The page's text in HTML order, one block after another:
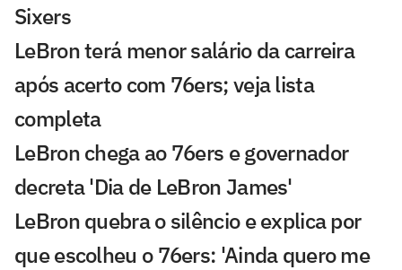
Sixers
LeBron terá menor salário da carreira
após acerto com 76ers; veja lista
completa
LeBron chega ao 76ers e governador
decreta 'Dia de LeBron James'
LeBron quebra o silêncio e explica por
que escolheu o 76ers: 'Ainda quero me